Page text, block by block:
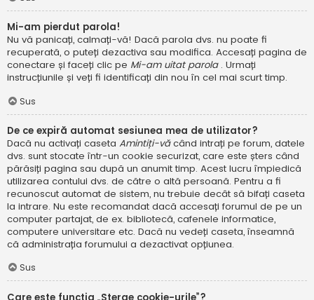
Mi-am pierdut parola!
Nu vă panicați, calmați-vă! Dacă parola dvs. nu poate fi
recuperată, o puteți dezactiva sau modifica. Accesați pagina de
conectare și faceți clic pe Mi-am uitat parola . Urmați
instrucțiunile și veți fi identificați din nou în cel mai scurt timp.
Sus
De ce expiră automat sesiunea mea de utilizator?
Dacă nu activați caseta Amintiți-văcând intrați pe forum, datele
dvs. sunt stocate într-un cookie securizat, care este șters când
părăsiți pagina sau după un anumit timp. Acest lucru împiedică
utilizarea contului dvs. de către o altă persoană. Pentru a fi
recunoscut automat de sistem, nu trebuie decât să bifați caseta
la intrare. Nu este recomandat dacă accesați forumul de pe un
computer partajat, de ex. bibliotecă, cafenele informatice,
computere universitare etc. Dacă nu vedeți caseta, înseamnă
că administrația forumului a dezactivat opțiunea.
Sus
Care este funcția „Șterge cookie-urile”?